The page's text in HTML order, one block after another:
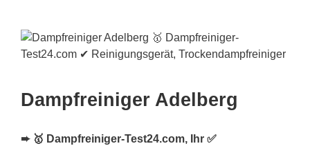
Dampfreiniger Adelberg
➨ 🥇 Dampfreiniger-Test24.com, Ihr ✅